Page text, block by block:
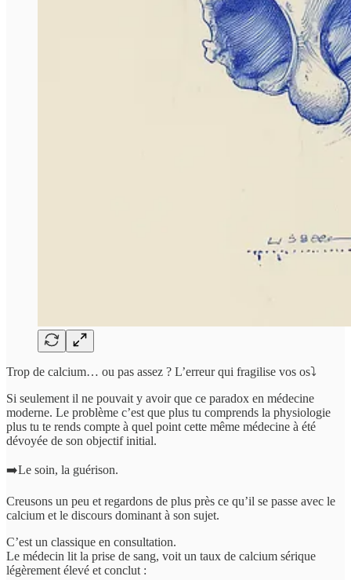
Trop de calcium… ou pas assez ? L’erreur qui fragilise vos os⤵️
Si seulement il ne pouvait y avoir que ce paradox en médecine
moderne. Le problème c’est que plus tu comprends la physiologie
plus tu te rends compte à quel point cette même médecine à été
dévoyée de son objectif initial.
➡️Le soin, la guérison.
Creusons un peu et regardons de plus près ce qu’il se passe avec le
calcium et le discours dominant à son sujet.
C’est un classique en consultation.
Le médecin lit la prise de sang, voit un taux de calcium sérique
légèrement élevé et conclut :